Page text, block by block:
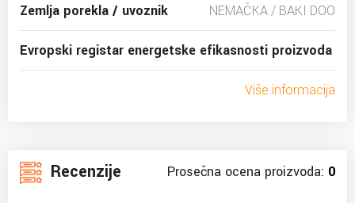
Zemlja porekla / uvoznik NEMAČKA / BAKI DOO
Evropski registar energetske efikasnosti proizvoda
Više informacija
Recenzije Prosečna ocena proizvoda: 0